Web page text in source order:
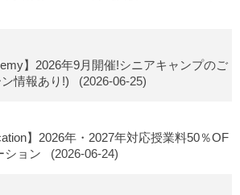
】2026年9月開催!シニアキャンプのご
情報あり!) (2026-06-25)
】2026年・2027年対応授業料50％OF
ション (2026-06-24)